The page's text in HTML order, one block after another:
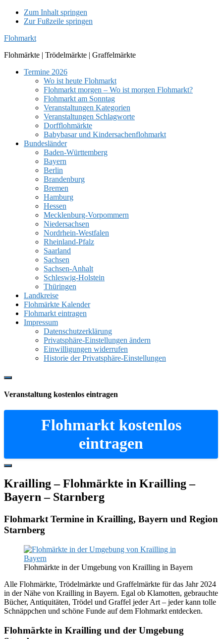
Zum Inhalt springen
Zur Fußzeile springen
Flohmarkt
Flohmärkte | Trödelmärkte | Graffelmärkte
Termine 2026
Wo ist heute Flohmarkt
Flohmarkt morgen – Wo ist morgen Flohmarkt?
Flohmarkt am Sonntag
Veranstaltungen Kategorien
Veranstaltungen Schlagworte
Dorfflohmärkte
Babybasar und Kindersachenflohmarkt
Bundesländer
Baden-Württemberg
Bayern
Berlin
Brandenburg
Bremen
Hamburg
Hessen
Mecklenburg-Vorpommern
Niedersachsen
Nordrhein-Westfalen
Rheinland-Pfalz
Saarland
Sachsen
Sachsen-Anhalt
Schleswig-Holstein
Thüringen
Landkreise
Flohmärkte Kalender
Flohmarkt eintragen
Impressum
Datenschutzerklärung
Privatsphäre-Einstellungen ändern
Einwilligungen widerrufen
Historie der Privatsphäre-Einstellungen
Show
Content
Veranstaltung kostenlos eintragen
Flohmarkt kostenlos
eintragen
Hide
Content
Krailling – Flohmärkte in Krailling –
Bayern – Starnberg
Flohmarkt Termine in Krailling, Bayern und Region
Starnberg
Flohmärkte in der Umgebung von Krailling in Bayern
Alle Flohmärkte, Trödelmärkte und Graffelmärkte für das Jahr 2024
in der Nähe von Krailling in Bayern. Egal ob Klamotten, gebrauchte
Bücher, Antiquitäten, Trödel und Graffel jeder Art – jeder kann tolle
Schnäppchen und schöne Funde auf dem Flohmarkt entdecken.
Flohmärkte in Krailling und der Umgebung